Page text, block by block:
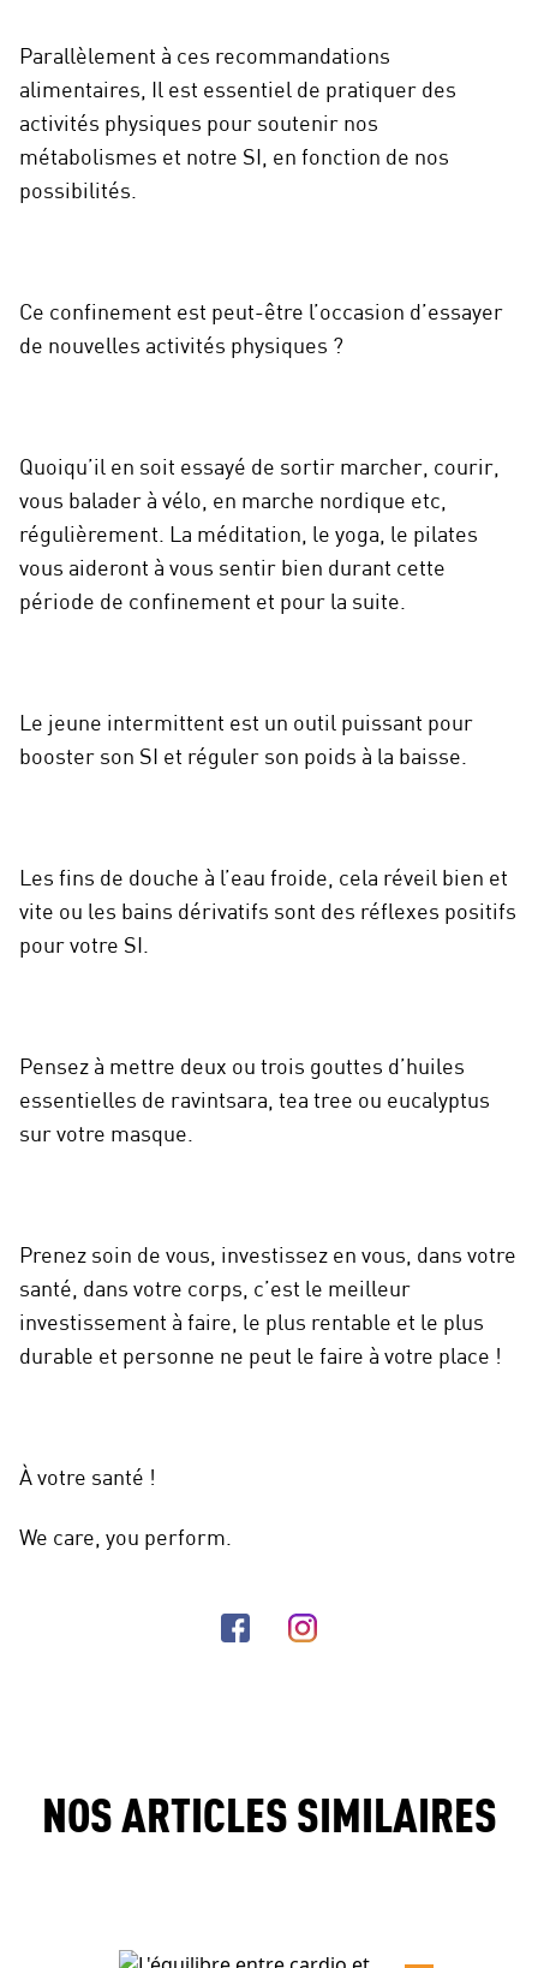
Parallèlement à ces recommandations
alimentaires, Il est essentiel de pratiquer des
activités physiques pour soutenir nos
métabolismes et notre SI, en fonction de nos
possibilités.
Ce confinement est peut-être l’occasion d’essayer
de nouvelles activités physiques ?
Quoiqu’il en soit essayé de sortir marcher, courir,
vous balader à vélo, en marche nordique etc,
régulièrement. La méditation, le yoga, le pilates
vous aideront à vous sentir bien durant cette
période de confinement et pour la suite.
Le jeune intermittent est un outil puissant pour
booster son SI et réguler son poids à la baisse.
Les fins de douche à l’eau froide, cela réveil bien et
vite ou les bains dérivatifs sont des réflexes positifs
pour votre SI.
Pensez à mettre deux ou trois gouttes d’huiles
essentielles de ravintsara, tea tree ou eucalyptus
sur votre masque.
Prenez soin de vous, investissez en vous, dans votre
santé, dans votre corps, c’est le meilleur
investissement à faire, le plus rentable et le plus
durable et personne ne peut le faire à votre place !
À votre santé !
We care, you perform.
NOS ARTICLES SIMILAIRES